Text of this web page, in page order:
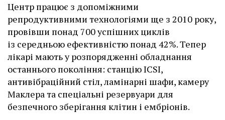
Центр працює з допоміжними
репродуктивними технологіями ще з 2010 року,
провівши понад 700 успішних циклів
із середньою ефективністю понад 42%. Тепер
лікарі мають у розпорядженні обладнання
останнього покоління: станцію ІCSI,
антивібраційний стіл, ламінарні шафи, камеру
Маклера та спеціальні резервуари для
безпечного зберігання клітин і ембріонів.